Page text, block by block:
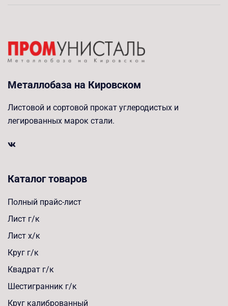
Металлобаза на Кировском
Листовой и сортовой прокат углеродистых и
легированных марок стали.
Каталог товаров
Полный прайс-лист
Лист г/к
Лист х/к
Круг г/к
Квадрат г/к
Шестигранник г/к
Круг калиброванный